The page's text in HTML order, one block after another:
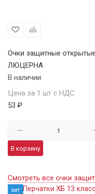
Очки защитные открытые
ЛЮЦЕРНА
В наличии
Цена за 1 шт с НДС
53 ₽
В корзину
Смотреть все очки
хит